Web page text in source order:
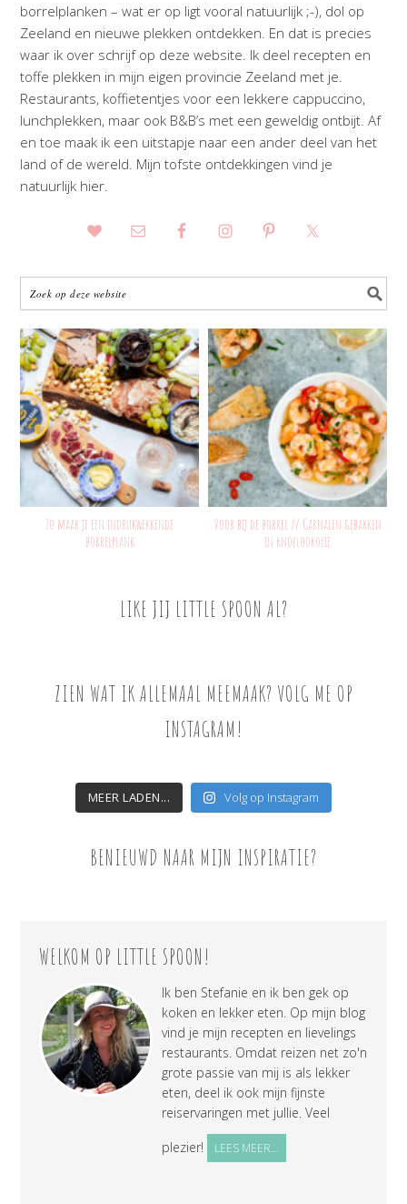
borrelplanken – wat er op ligt vooral natuurlijk ;-), dol op
Zeeland en nieuwe plekken ontdekken. En dat is precies
waar ik over schrijf op deze website. Ik deel recepten en
toffe plekken in mijn eigen provincie Zeeland met je.
Restaurants, koffietentjes voor een lekkere cappuccino,
lunchplekken, maar ook B&B’s met een geweldig ontbijt. Af
en toe maak ik een uitstapje naar een ander deel van het
land of de wereld. Mijn tofste ontdekkingen vind je
natuurlijk hier.
Zo maak je een indrukwekkende
borrelplank
Voor bij de borrel // Garnalen gebakken
in knoflookolie
LIKE JIJ LITTLE SPOON AL?
ZIEN WAT IK ALLEMAAL MEEMAAK? VOLG ME OP
INSTAGRAM!
MEER LADEN... Volg op Instagram
BENIEUWD NAAR MIJN INSPIRATIE?
WELKOM OP LITTLE SPOON!
Ik ben Stefanie en ik ben gek op
koken en lekker eten. Op mijn blog
vind je mijn recepten en lievelings
restaurants. Omdat reizen net zo'n
grote passie van mij is als lekker
eten, deel ik ook mijn fijnste
reiservaringen met jullie. Veel
plezier!
LEES MEER...